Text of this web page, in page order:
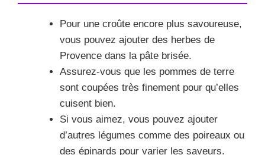
Pour une croûte encore plus savoureuse,
vous pouvez ajouter des herbes de
Provence dans la pâte brisée.
Assurez-vous que les pommes de terre
sont coupées très finement pour qu’elles
cuisent bien.
Si vous aimez, vous pouvez ajouter
d’autres légumes comme des poireaux ou
des épinards pour varier les saveurs.